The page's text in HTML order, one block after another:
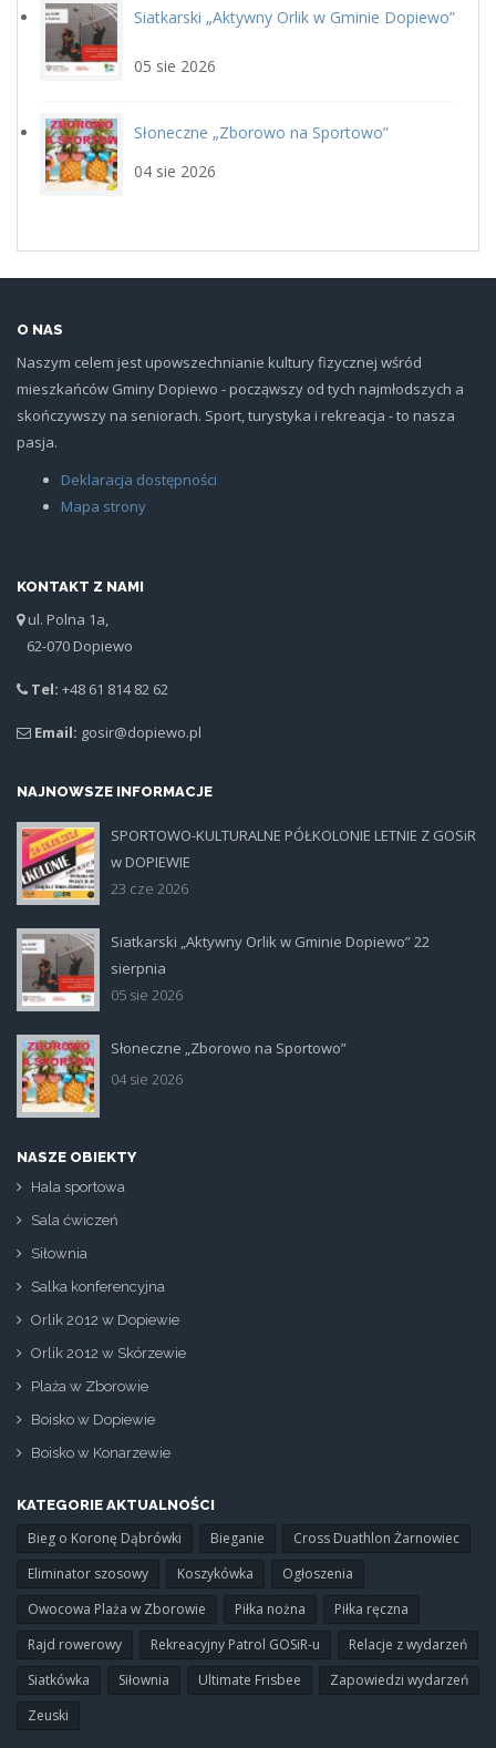
siatka_poziom.jpg
Siatkarski „Aktywny Orlik w Gminie Dopiewo”
05 sie 2026
Słoneczne „Zborowo na Sportowo”
04 sie 2026
O NAS
Naszym celem jest upowszechnianie kultury fizycznej wśród
mieszkańców Gminy Dopiewo - począwszy od tych najmłodszych a
skończywszy na seniorach. Sport, turystyka i rekreacja - to nasza
pasja.
Deklaracja dostępności
Mapa strony
KONTAKT Z NAMI
ul. Polna 1a,
62-070 Dopiewo
Tel: +48 61 814 82 62
Email: gosir@dopiewo.pl
NAJNOWSZE INFORMACJE
plakat.jpg
SPORTOWO-KULTURALNE PÓŁKOLONIE LETNIE Z GOSiR
w DOPIEWIE
23 cze 2026
siatka_poziom.jpg
Siatkarski „Aktywny Orlik w Gminie Dopiewo” 22
sierpnia
05 sie 2026
Słoneczne „Zborowo na Sportowo”
04 sie 2026
NASZE OBIEKTY
Hala sportowa
Sala ćwiczeń
Siłownia
Salka konferencyjna
Orlik 2012 w Dopiewie
Orlik 2012 w Skórzewie
Plaża w Zborowie
Boisko w Dopiewie
Boisko w Konarzewie
KATEGORIE AKTUALNOŚCI
Bieg o Koronę Dąbrówki Bieganie
Cross Duathlon Żarnowiec
Eliminator szosowy
Koszykówka
Ogłoszenia
Owocowa Plaża w Zborowie
Piłka nożna
Piłka ręczna
Rajd rowerowy
Rekreacyjny Patrol GOSiR-u
Relacje z wydarzeń
Siatkówka
Siłownia Ultimate Frisbee
Zapowiedzi wydarzeń
Zeuski